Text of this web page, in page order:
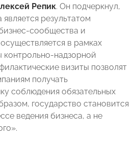
Репик. Он подчеркнул,
результатом
сообщества и
в рамках
надзорной
визиты позволят
получать
соблюдения обязательных
государство становится
ведения бизнеса, а не